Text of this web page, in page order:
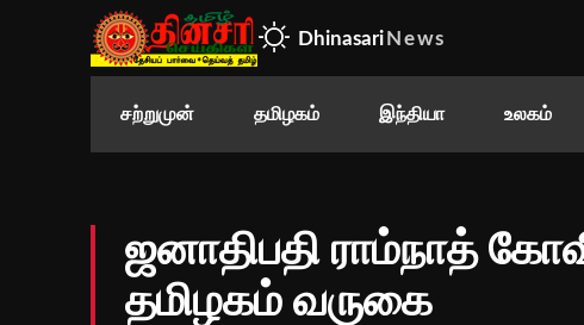
Dhinasari News
சற்றுமுன் தமிழகம் இந்தியா உலகம்
ஜனாதிபதி ராம்நாத்
தமிழகம் வருகை